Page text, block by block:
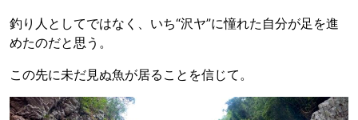
釣り人としてではなく、いち“沢ヤ”に憧れた自分が足を進
めたのだと思う。
この先に未だ見ぬ魚が居ることを信じて。